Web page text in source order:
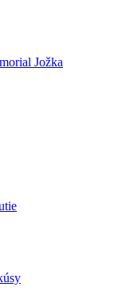
Jožka